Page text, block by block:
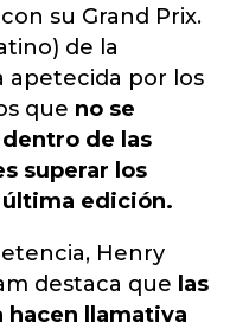
su Grand Prix.
de la
apetecida por los
que no se
de las
superar los
edición.
Henry
destaca que las
hacen llamativa